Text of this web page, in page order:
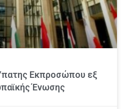
Εκπροσώπου εξ
Ένωσης